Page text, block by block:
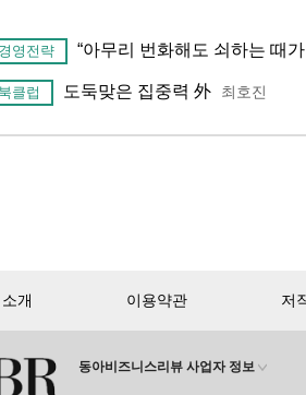
경영전략 “아무리 번화해도 쇠하는 때
북클럽 도둑맞은 집중력 外 최호진
개 이용약관 저
동아비즈니스리뷰 사업자 정보